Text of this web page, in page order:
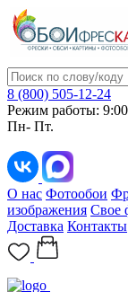
8 (800) 505-12-24
Режим работы:
Пн- Пт.
О нас Фотообои
изображения Свое
Доставка Контакты